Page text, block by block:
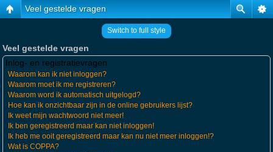
Veel gestelde vragen
Switch to full style
Veel gestelde vragen
Inlog- en registratievragen
Waarom kan ik niet inloggen?
Waarom moet ik me registreren?
Waarom word ik automatisch uitgelogd?
Hoe kan ik onzichtbaar zijn in de online gebruikers lijst?
Ik weet mijn wachtwoord niet meer!
Ik ben geregistreerd maar kan niet inloggen!
Ik heb me ooit geregistreerd maar kan nu niet meer inloggen!?
Wat is COPPA?